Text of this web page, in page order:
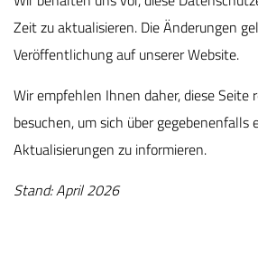
Zeit zu aktualisieren. Die Änderungen
Veröffentlichung auf unserer Website.
Wir empfehlen Ihnen daher, diese Seite
besuchen, um sich über gegebenenfalls
Aktualisierungen zu informieren.
Stand: April 2026